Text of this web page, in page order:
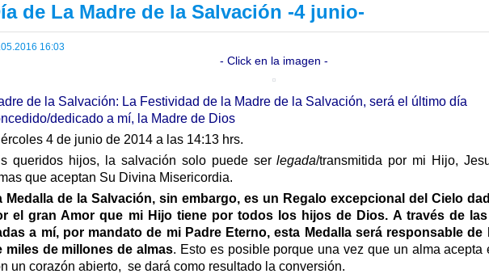
de La Madre de la Salvación -4 junio-
16:03
- Click en la imagen -
de la Salvación: La Festividad de la Madre de la Salvación, será el último día
dedicado a mí, la Madre de Dios
4 de junio de 2014 a las 14:13 hrs.
queridos hijos, la salvación solo puede serlegada/transmitida por mi Hijo,
que aceptan Su Divina Misericordia.
Medalla de la Salvación, sin embargo, es un Regalo excepcional del Cielo
el gran Amor que mi Hijo tiene por todos los hijos de Dios. A través de
a mí, por mandato de mi Padre Eterno, esta Medalla será responsable de
miles de millones de almas. Esto es posible porque una vez que un alma acepta
un corazón abierto, se dará como resultado la conversión.